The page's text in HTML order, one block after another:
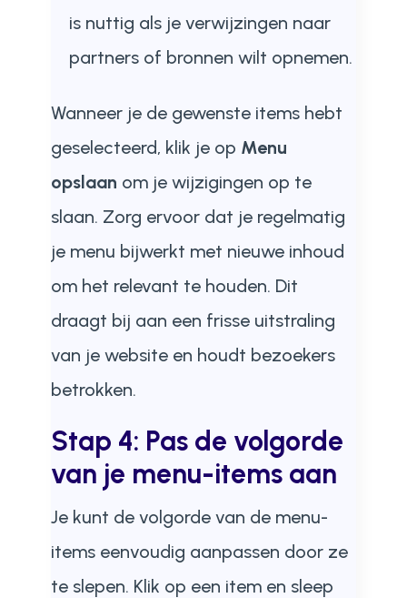
is nuttig als je verwijzingen naar
partners of bronnen wilt opnemen.
Wanneer je de gewenste items hebt
geselecteerd, klik je op Menu
opslaan om je wijzigingen op te
slaan. Zorg ervoor dat je regelmatig
je menu bijwerkt met nieuwe inhoud
om het relevant te houden. Dit
draagt bij aan een frisse uitstraling
van je website en houdt bezoekers
betrokken.
Stap 4: Pas de volgorde
van je menu-items aan
Je kunt de volgorde van de menu-
items eenvoudig aanpassen door ze
te slepen. Klik op een item en sleep